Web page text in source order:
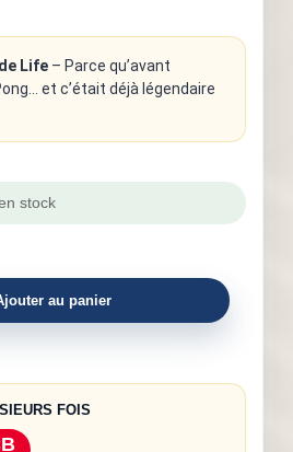
Life – Parce qu’avant
et c’était déjà légendaire
stock
au panier
FOIS